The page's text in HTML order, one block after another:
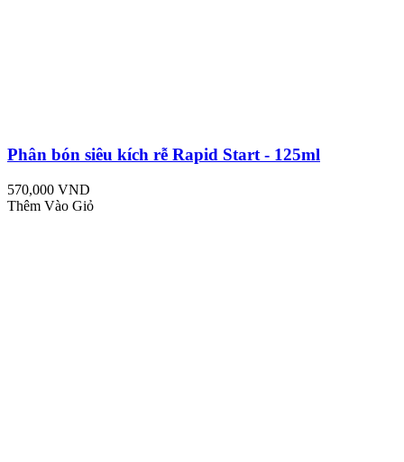
Phân bón siêu kích rễ Rapid Start - 125ml
570,000 VND
Thêm Vào Giỏ